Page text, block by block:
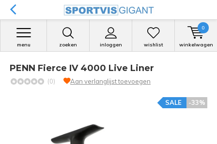
zoeken inloggen
menu wishlist winkelwagen
0
PENN Fierce IV 4000 Live Liner
(0) Aan verlanglijst toevoegen
-33%
SALE